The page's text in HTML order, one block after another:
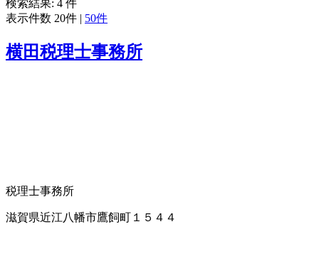
検索結果: 4 件
表示件数 20件 | 50件
横田税理士事務所
税理士事務所
滋賀県近江八幡市鷹飼町１５４４